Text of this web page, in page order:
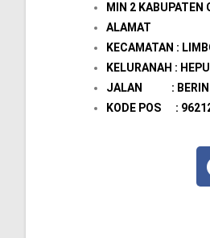
MIN 2 KABUPATEN
ALAMAT
KECAMATAN :
KELURANAH :
JALAN :
KODE POS :